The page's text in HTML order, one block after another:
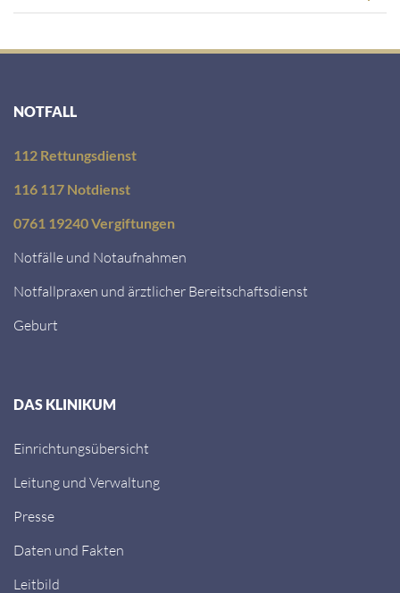
NOTFALL
112 Rettungsdienst
116 117 Notdienst
0761 19240 Vergiftungen
Notfälle und Notaufnahmen
Notfallpraxen und ärztlicher Bereitschaftsdienst
Geburt
DAS KLINIKUM
Einrichtungsübersicht
Leitung und Verwaltung
Presse
Daten und Fakten
Leitbild